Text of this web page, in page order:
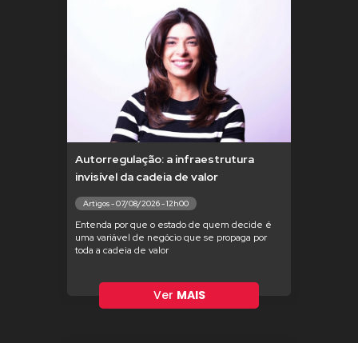
Autorregulação: a infraestrutura
invisível da cadeia de valor
Artigos - 07/08/2026 - 12h00
Entenda por que o estado de quem decide é
uma variável de negócio que se propaga por
toda a cadeia de valor
Ver MAIS